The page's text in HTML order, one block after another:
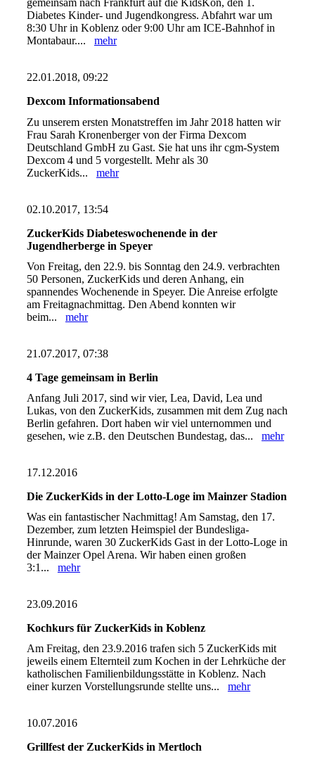
gemeinsam nach Frankfurt auf die KidsKon, den 1.
Diabetes Kinder- und Jugendkongress. Abfahrt war um
8:30 Uhr in Koblenz oder 9:00 Uhr am ICE-Bahnhof in
Montabaur.... mehr
22.01.2018, 09:22
Dexcom Informationsabend
Zu unserem ersten Monatstreffen im Jahr 2018 hatten wir
Frau Sarah Kronenberger von der Firma Dexcom
Deutschland GmbH zu Gast. Sie hat uns ihr cgm-System
Dexcom 4 und 5 vorgestellt. Mehr als 30
ZuckerKids... mehr
02.10.2017, 13:54
ZuckerKids Diabeteswochenende in der
Jugendherberge in Speyer
Von Freitag, den 22.9. bis Sonntag den 24.9. verbrachten
50 Personen, ZuckerKids und deren Anhang, ein
spannendes Wochenende in Speyer. Die Anreise erfolgte
am Freitagnachmittag. Den Abend konnten wir
beim... mehr
21.07.2017, 07:38
4 Tage gemeinsam in Berlin
Anfang Juli 2017, sind wir vier, Lea, David, Lea und
Lukas, von den ZuckerKids, zusammen mit dem Zug nach
Berlin gefahren. Dort haben wir viel unternommen und
gesehen, wie z.B. den Deutschen Bundestag, das... mehr
17.12.2016
Die ZuckerKids in der Lotto-Loge im Mainzer Stadion
Was ein fantastischer Nachmittag! Am Samstag, den 17.
Dezember, zum letzten Heimspiel der Bundesliga-
Hinrunde, waren 30 ZuckerKids Gast in der Lotto-Loge in
der Mainzer Opel Arena. Wir haben einen großen
3:1... mehr
23.09.2016
Kochkurs für ZuckerKids in Koblenz
Am Freitag, den 23.9.2016 trafen sich 5 ZuckerKids mit
jeweils einem Elternteil zum Kochen in der Lehrküche der
katholischen Familienbildungsstätte in Koblenz. Nach
einer kurzen Vorstellungsrunde stellte uns... mehr
10.07.2016
Grillfest der ZuckerKids in Mertloch